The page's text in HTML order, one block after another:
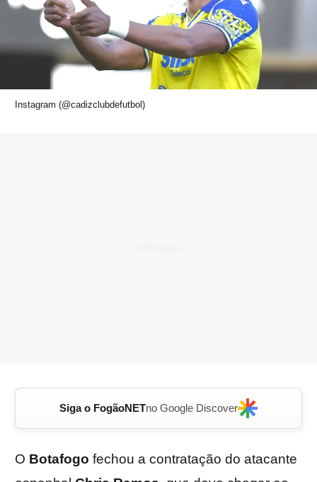
Instagram (@cadizclubdefutbol)
Siga o FogãoNETno Google Discover
O Botafogo fechou a contratação do atacante